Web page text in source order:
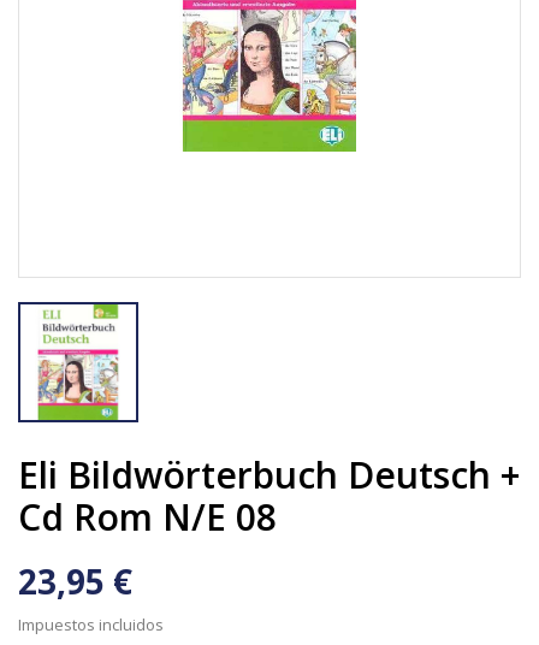
Eli Bildwörterbuch Deutsch +
Cd Rom N/e 08
23,95 €
Impuestos incluidos